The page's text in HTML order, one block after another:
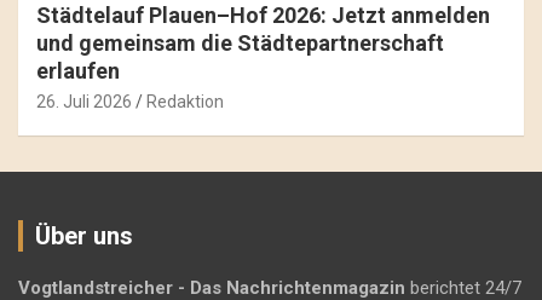
Städtelauf Plauen–Hof 2026: Jetzt anmelden
und gemeinsam die Städtepartnerschaft
erlaufen
26. Juli 2026 Redaktion
Über uns
Vogtlandstreicher - Das Nachrichtenmagazin berichtet 24/7